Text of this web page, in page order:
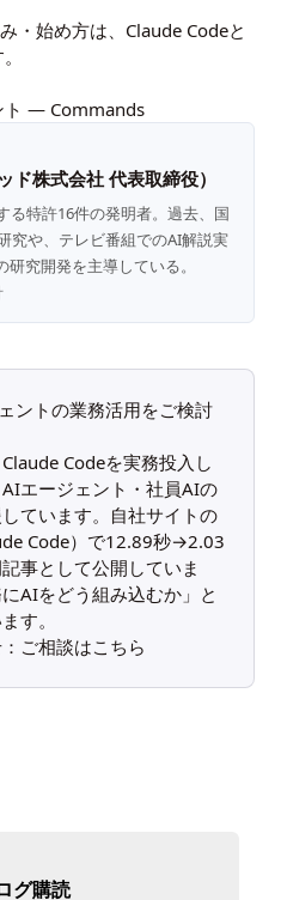
・始め方は、 Claude Codeと
ト — Commands
ド株式会社 代表取締役）
る特許16件の発明者。過去、国
究や、テレビ番組でのAI解説実
究開発を主導している。
ントの業務活用をご検討
Codeを実務投入し
エージェント・社員AIの
ています。自社サイトの
Code）で12.89秒→2.03
事として公開していま
AIをどう組み込むか」と
す。
ご相談はこちら
グ購読